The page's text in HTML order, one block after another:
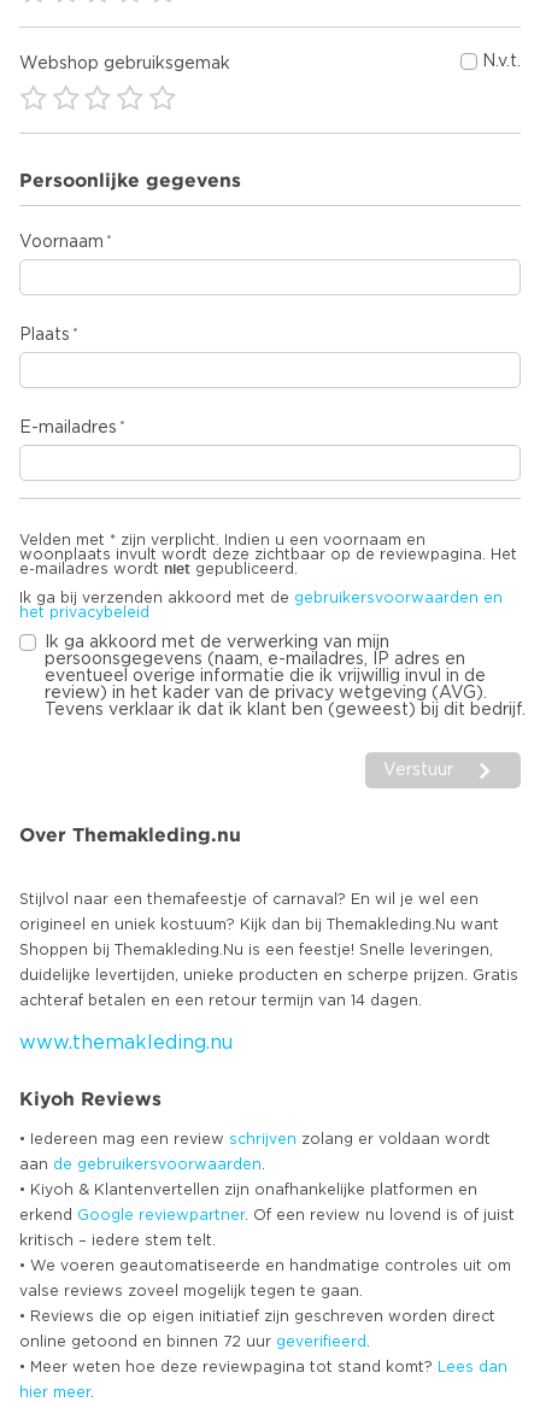
Webshop gebruiksgemak N.v.t.
Persoonlijke gegevens
Voornaam
Plaats
E-mailadres
Velden met * zijn verplicht. Indien u een voornaam en
woonplaats invult wordt deze zichtbaar op de reviewpagina. Het
e-mailadres wordt niet gepubliceerd.
Ik ga bij verzenden akkoord met de gebruikersvoorwaarden en
het privacybeleid
Ik ga akkoord met de verwerking van mijn
persoonsgegevens (naam, e-mailadres, IP adres en
eventueel overige informatie die ik vrijwillig invul in de
review) in het kader van de privacy wetgeving (AVG).
Tevens verklaar ik dat ik klant ben (geweest) bij dit bedrijf.
Verstuur
Over Themakleding.nu
Stijlvol naar een themafeestje of carnaval? En wil je wel een
origineel en uniek kostuum? Kijk dan bij Themakleding.Nu want
Shoppen bij Themakleding.Nu is een feestje! Snelle leveringen,
duidelijke levertijden, unieke producten en scherpe prijzen. Gratis
www.themakleding.nu
Kiyoh Reviews
• Iedereen mag een review schrijven zolang er voldaan wordt
aan de gebruikersvoorwaarden
• Kiyoh & Klantenvertellen zijn onafhankelijke platformen en
erkend Google reviewpartner. Of een review nu lovend is of juist
kritisch – iedere stem telt.
• We voeren geautomatiseerde en handmatige controles uit om
valse reviews zoveel mogelijk tegen te gaan.
• Reviews die op eigen initiatief zijn geschreven worden direct
online getoond en binnen 72 uur geverifieerd
• Meer weten hoe deze reviewpagina tot stand komt?
Lees dan
hier meer.